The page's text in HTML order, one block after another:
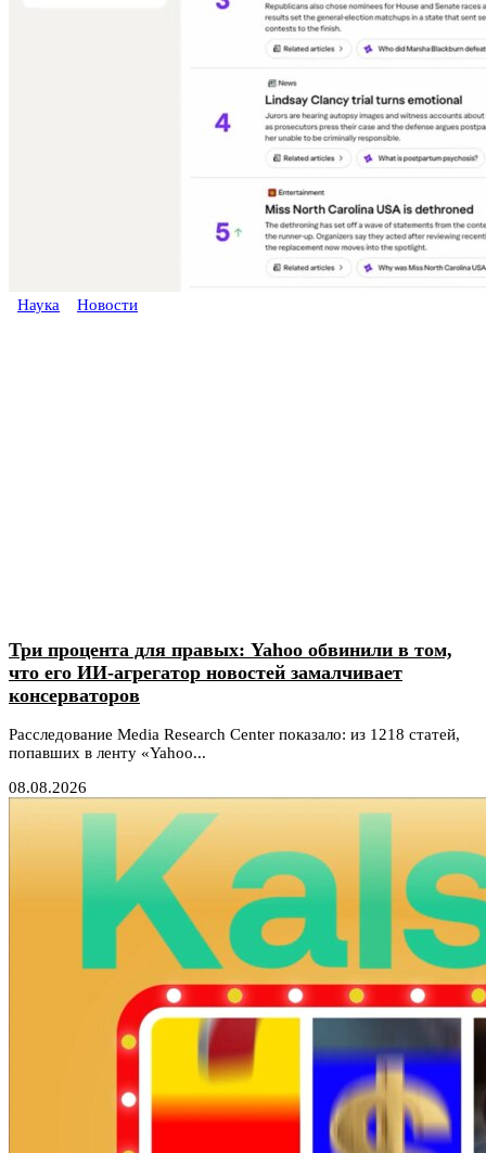
Наука Новости
Три процента для правых: Yahoo обвинили в том,
что его ИИ-агрегатор новостей замалчивает
консерваторов
Расследование Media Research Center показало: из 1218 статей,
попавших в ленту «Yahoo...
08.08.2026